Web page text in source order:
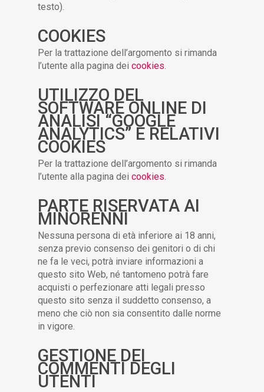
testo).
COOKIES
Per la trattazione dell’argomento si rimanda
l’utente alla pagina dei cookies.
UTILIZZO DEL
SOFTWARE ONLINE DI
ANALISI “GOOGLE
ANALYTICS” E RELATIVI
COOKIES
Per la trattazione dell’argomento si rimanda
l’utente alla pagina dei cookies.
PARTE RISERVATA AI
MINORENNI
Nessuna persona di età inferiore ai 18 anni,
senza previo consenso dei genitori o di chi
ne fa le veci, potrà inviare informazioni a
questo sito Web, né tantomeno potrà fare
acquisti o perfezionare atti legali presso
questo sito senza il suddetto consenso, a
meno che ciò non sia consentito dalle norme
in vigore.
GESTIONE DEI
COMMENTI DEGLI
UTENTI